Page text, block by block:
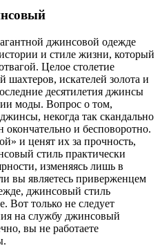
джинсовой одежде
и стиле жизни, который
Целое столетие
искателей золота и
десятилетия джинсы
моды. Вопрос о том,
некогда так скандально
и бесповоротно.
и ценят их за прочность,
стиль практически
изменяясь лишь в
вы являетесь приверженцем
джинсовый стиль
Вот только не следует
на службу джинсовый
вы не работаете